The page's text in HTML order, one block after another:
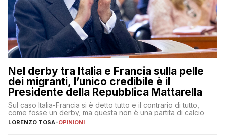
Nel derby tra Italia e Francia sulla pelle
dei migranti, l’unico credibile è il
Presidente della Repubblica Mattarella
Sul caso Italia-Francia si è detto tutto e il contrario di tutto,
come fosse un derby, ma questa non è una partita di calcio
LORENZO TOSA-OPINIONI